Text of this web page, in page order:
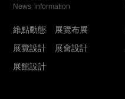
News information
維點動態 展覽布展
展覽設計 展會設計
展館設計